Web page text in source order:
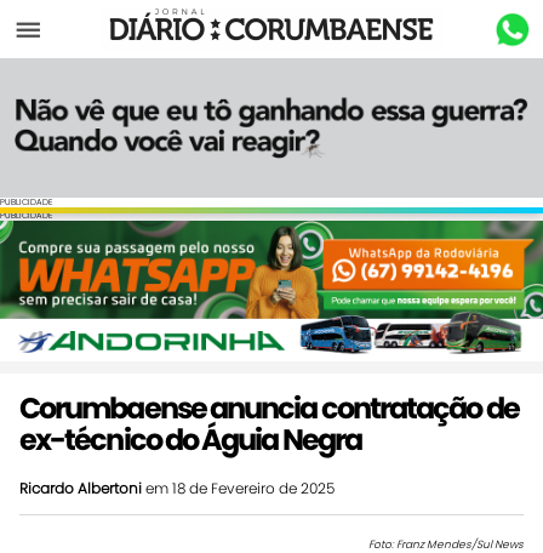
Menu
PUBLICIDADE
PUBLICIDADE
Corumbaense anuncia contratação de
ex-técnico do Águia Negra
Ricardo Albertoniem 18 de Fevereiro de 2025
Foto: Franz Mendes/Sul News